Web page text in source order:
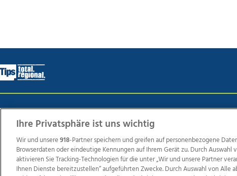
TV1 di-mog-i.at OÖNow Ischler Woche Life Radio
Ihre Privatsphäre ist uns wichtig
Wir und unsere918-Partner speichern und greifen auf personenbezogene
Browserdaten oder eindeutige Kennungen auf Ihrem Gerät zu. Durch Auswahl
aktivieren Sie Tracking-Technologien für die unter „Wir und unsere Partner
Ihnen Dienste bereitzustellen“ aufgeführten Zwecke. Durch Auswahl von Alle